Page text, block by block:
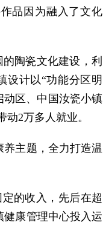
品因为融入了文化
陶瓷文化建设，利
设计以“功能分区明
动区、中国汝瓷小镇
2万多人就业。
主题，全力打造温
的收入，先后在超
健康管理中心投入运